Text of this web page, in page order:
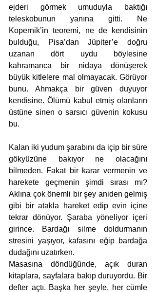
ejderi görmek umuduyla baktığı
teleskobunun yanına gitti. Ne
Kopernik’in teoremi, ne de kendisinin
bulduğu, Pisa’dan Jüpiter’e doğru
uzanan dört uydu böylesine
kahramanca bir nidaya dönüşerek
büyük kitlelere mal olmayacak. Görüyor
bunu. Ahmakça bir güven duyuyor
kendisine. Ölümü kabul etmiş olanların
üstüne sinen o sarsıcı güvenin kokusu
bu.
Kalan iki yudum şarabını da içip bir süre
gökyüzüne bakıyor ne olacağını
bilmeden. Fakat bir karar vermenin ve
harekete geçmenin şimdi sırası mı?
Aklına çok önemli bir şey aniden gelmiş
gibi bir atakla hareket edip evin içine
tekrar dönüyor. Şaraba yöneliyor içeri
girince. Bardağı silme doldurmanın
stresini yaşıyor, kafasını eğip bardağa
dudağını uzatırken.
Masasına döndüğünde, açık duran
kitaplara, sayfalara bakıp duruyordu. Bir
defter açtı. Başka her şeyle, her cümle